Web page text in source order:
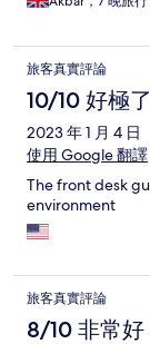
旅客真實評論
10/10 好極了
2023 年 1 月 4 日
使用 Google 翻譯
The front desk
environment
旅客真實評論
8/10 非常好